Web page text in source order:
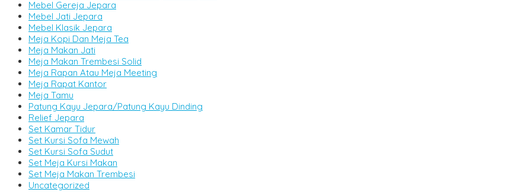
Mebel Gereja Jepara
Mebel Jati Jepara
Mebel Klasik Jepara
Meja Kopi Dan Meja Tea
Meja Makan Jati
Meja Makan Trembesi Solid
Meja Rapan Atau Meja Meeting
Meja Rapat Kantor
Meja Tamu
Patung Kayu Jepara/Patung Kayu Dinding
Relief Jepara
Set Kamar Tidur
Set Kursi Sofa Mewah
Set Kursi Sofa Sudut
Set Meja Kursi Makan
Set Meja Makan Trembesi
Uncategorized